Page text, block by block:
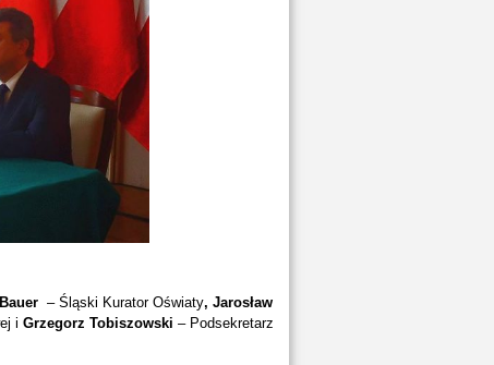
Bauer– Śląski Kurator Oświaty, Jarosław
iGrzegorz Tobiszowski – Podsekretarz